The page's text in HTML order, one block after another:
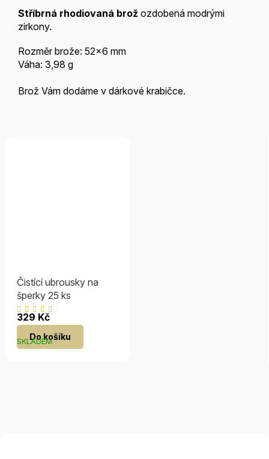
Stříbrná rhodiovaná brož ozdobená modrými
zirkony.
Rozměr brože: 52x6 mm
Váha: 3,98 g
Brož Vám dodáme v dárkové krabičce.
Čistící ubrousky na
šperky 25 ks
hodnocení
produktu
je
SKLADEM
329 Kč
Do košíku